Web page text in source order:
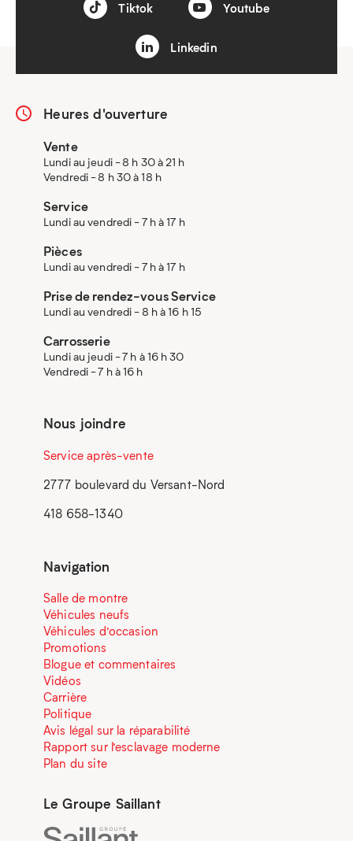
Tiktok Youtube
Linkedin
Heures d'ouverture
Vente
Lundi au jeudi - 8 h 30 à 21 h
Vendredi - 8 h 30 à 18 h
Service
Lundi au vendredi - 7 h à 17 h
Pièces
Lundi au vendredi - 7 h à 17 h
Prise de rendez-vous Service
Lundi au vendredi - 8 h à 16 h 15
Carrosserie
Lundi au jeudi - 7 h à 16 h 30
Vendredi - 7 h à 16 h
Nous joindre
Service après-vente
2777 boulevard du Versant-Nord
418 658-1340
Navigation
Salle de montre
Véhicules neufs
Véhicules d’occasion
Promotions
Blogue et commentaires
Vidéos
Carrière
Politique
Avis légal sur la réparabilité
Rapport sur l’esclavage moderne
Plan du site
Le Groupe Saillant